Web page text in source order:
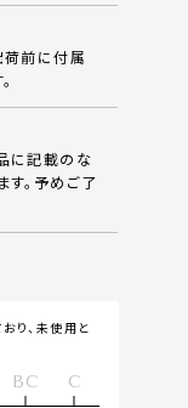
荷前に付属
に記載のな
す。予めご了
り、未使用と
BC C